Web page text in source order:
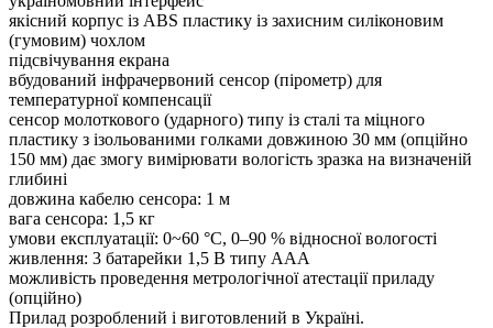
якісний корпус із ABS пластику із захисним силіконовим
(гумовим) чохлом
підсвічування екрана
вбудований інфрачервоний сенсор (пірометр) для
температурної компенсації
сенсор молоткового (ударного) типу із сталі та міцного
пластику з ізольованими голками довжиною 30 мм (опційно
150 мм) дає змогу вимірювати вологість зразка на визначеній
глибині
довжина кабелю сенсора: 1 м
вага сенсора: 1,5 кг
умови експлуатації: 0~60 °C, 0–90 % відносної вологості
живлення: 3 батарейки 1,5 В типу AAA
можливість проведення метрологічної атестації приладу
(опційно)
Прилад розроблений і виготовлений в Україні.